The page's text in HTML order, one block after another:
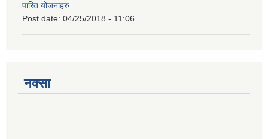
पारित योजनाहरु
Post date: 04/25/2018 - 11:06
नक्सा